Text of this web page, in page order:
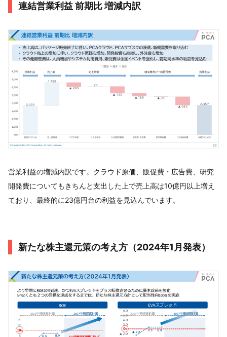
連結営業利益 前期比 増減内訳
営業利益の増減内訳です。クラウド原価、販促費・広告費、研究
開発費についてもきちんと支出した上で売上高は10億円以上増え
ており、最終的に23億円台の利益を見込んでいます。
新たな株主還元策の考え方（2024年1月発表）